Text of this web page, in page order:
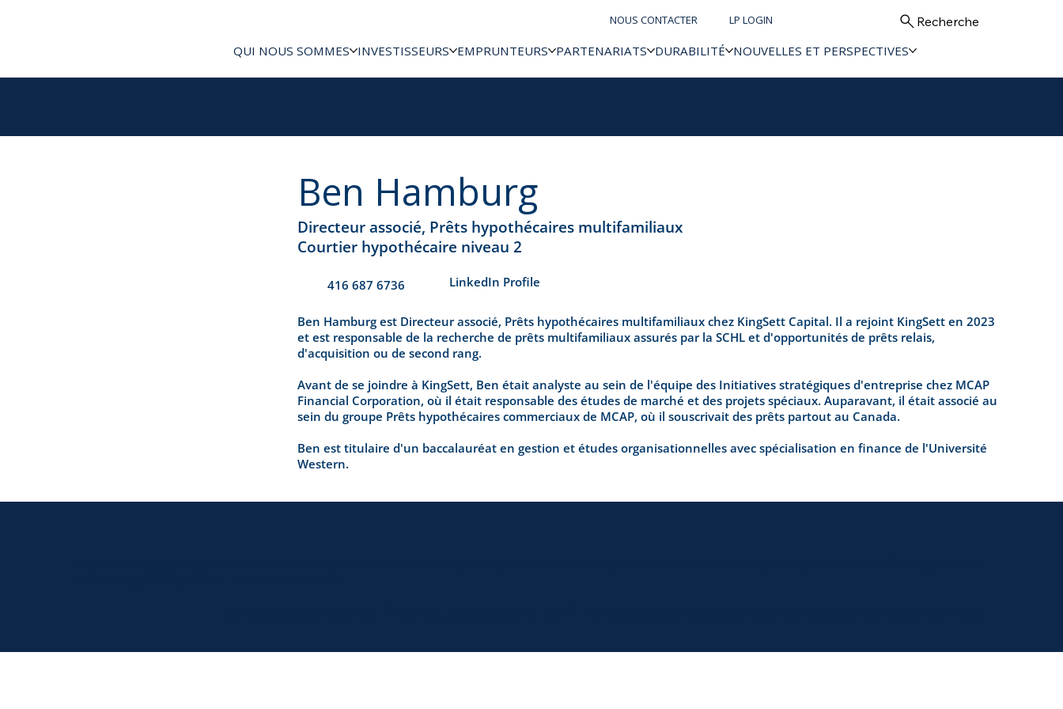
NOUS CONTACTER LP LOGIN
Recherche
QUI NOUS SOMMES INVESTISSEURS EMPRUNTEURS PARTENARIATS DURABILITÉ NOUVELLES ET PERSPECTIVES
Ben Hamburg
Directeur associé, Prêts hypothécaires multifamiliaux
Courtier hypothécaire niveau 2
416 687 6736 ​LinkedIn Profile
Ben Hamburg est Directeur associé, Prêts hypothécaires multifamiliaux chez KingSett Capital. Il a rejoint KingSett en 2023
et est responsable de la recherche de prêts multifamiliaux assurés par la SCHL et d'opportunités de prêts relais,
d'acquisition ou de second rang.
Avant de se joindre à KingSett, Ben était analyste au sein de l'équipe des Initiatives stratégiques d'entreprise chez MCAP
Financial Corporation, où il était responsable des études de marché et des projets spéciaux. Auparavant, il était associé au
sein du groupe Prêts hypothécaires commerciaux de MCAP, où il souscrivait des prêts partout au Canada.
Ben est titulaire d'un baccalauréat en gestion et études organisationnelles avec spécialisation en finance de l'Université
Western.